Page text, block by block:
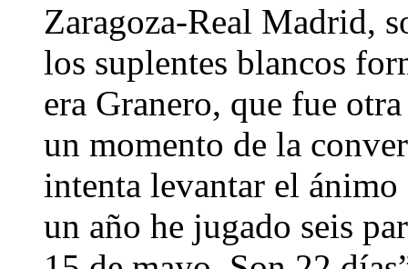
Zaragoza-Real Madrid,
los suplentes blancos
era Granero, que fue
un momento de la
intenta levantar el
un año he jugado seis